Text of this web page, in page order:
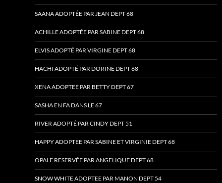
SAANA ADOPTÉE PAR JEAN DEPT 68
ACHILLE ADOPTÉE PAR SABINE DEPT 68
ELVIS ADOPTÉ PAR VIRGINE DEPT 68
HACHI ADOPTÉ PAR DORINE DEPT 68
XENA ADOPTEE PAR BETTY DEPT 67
SASHA EN FA DANS LE 67
RIVER ADOPTÉ PAR CINDY DEPT 51
HAPPY ADOPTEE PAR SABINE ET VIRGINIE DEPT 68
OPALE RESERVÉE PAR ANGELIQUE DEPT 68
SNOW WHITE ADOPTEE PAR MANON DEPT 54